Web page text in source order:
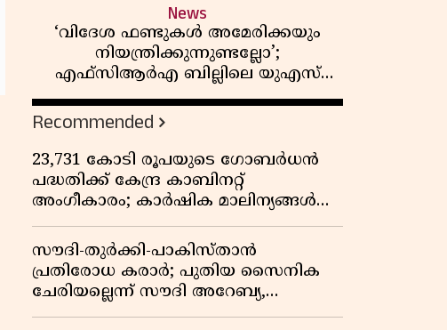
News
‘വിദേശ ഫണ്ടുകൾ അമേരിക്കയും
നിയന്ത്രിക്കുന്നുണ്ടല്ലോ’;
എഫ്സിആർഎ ബില്ലിലെ യുഎസ്
വിമർശനങ്ങൾക്ക് മറുപടിയുമായി ഇന്ത്യ
Recommended
23,731 കോടി രൂപയുടെ ഗോബർധൻ
പദ്ധതിക്ക് കേന്ദ്ര കാബിനറ്റ്
അംഗീകാരം; കാർഷിക മാലിന്യങ്ങൾ
ഇനി ഊർജമാകും
സൗദി-തുർക്കി-പാകിസ്താൻ
പ്രതിരോധ കരാർ; പുതിയ സൈനിക
ചേരിയല്ലെന്ന് സൗദി അറേബ്യ,
വിമർശനവുമായി ഇറാൻ